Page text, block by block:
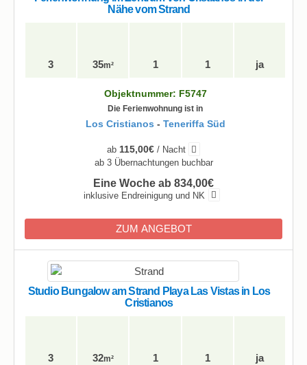
Nähe vom Strand
3 35m² 1 1 ja
Objektnummer: F5747
Die Ferienwohnung ist in
Los Cristianos - Teneriffa Süd
ab 115,00€ / Nacht
ab 3 Übernachtungen buchbar
Eine Woche ab 834,00€
inklusive Endreinigung und NK
ZUM ANGEBOT
Studio Bungalow am Strand Playa Las Vistas in Los
Cristianos
3 32m² 1 1 ja